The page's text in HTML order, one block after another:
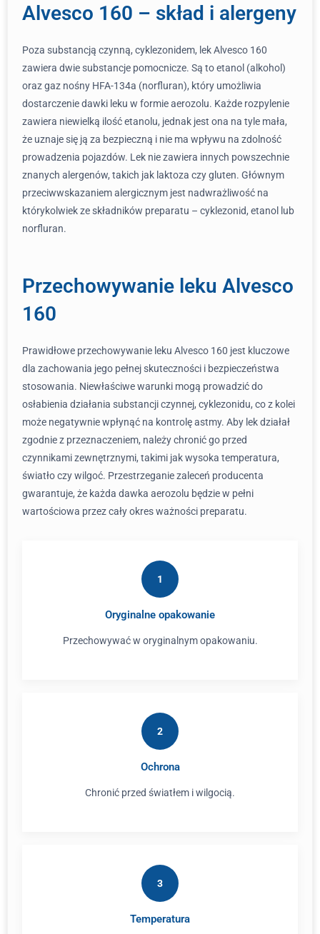
Alvesco 160 – skład i alergeny
Poza substancją czynną, cyklezonidem, lek Alvesco 160
zawiera dwie substancje pomocnicze. Są to etanol (alkohol)
oraz gaz nośny HFA-134a (norfluran), który umożliwia
dostarczenie dawki leku w formie aerozolu. Każde rozpylenie
zawiera niewielką ilość etanolu, jednak jest ona na tyle mała,
że uznaje się ją za bezpieczną i nie ma wpływu na zdolność
prowadzenia pojazdów. Lek nie zawiera innych powszechnie
znanych alergenów, takich jak laktoza czy gluten. Głównym
przeciwwskazaniem alergicznym jest nadwrażliwość na
którykolwiek ze składników preparatu – cyklezonid, etanol lub
norfluran.
Przechowywanie leku Alvesco
160
Prawidłowe przechowywanie leku Alvesco 160 jest kluczowe
dla zachowania jego pełnej skuteczności i bezpieczeństwa
stosowania. Niewłaściwe warunki mogą prowadzić do
osłabienia działania substancji czynnej, cyklezonidu, co z kolei
może negatywnie wpłynąć na kontrolę astmy. Aby lek działał
zgodnie z przeznaczeniem, należy chronić go przed
czynnikami zewnętrznymi, takimi jak wysoka temperatura,
światło czy wilgoć. Przestrzeganie zaleceń producenta
gwarantuje, że każda dawka aerozolu będzie w pełni
wartościowa przez cały okres ważności preparatu.
1
Oryginalne opakowanie
Przechowywać w oryginalnym opakowaniu.
2
Ochrona
Chronić przed światłem i wilgocią.
3
Temperatura